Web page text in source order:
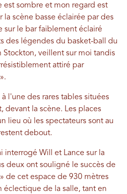
est sombre et mon regard est
scène basse éclairée par des
sur le bar faiblement éclairé
des légendes du basket-ball du
Stockton, veillent sur moi tandis
attiré par
l'une des rares tables situées
devant la scène. Les places
lieu où les spectateurs sont au
debout.
interrogé Will et Lance sur la
deux ont souligné le succès de
de cet espace de 930 mètres
éclectique de la salle, tant en